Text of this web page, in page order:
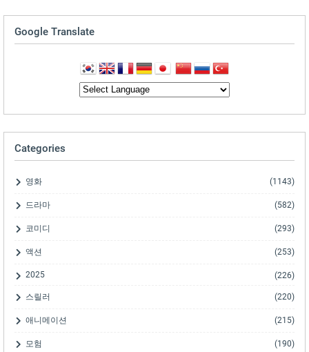
Google Translate
Categories
영화 (1143)
드라마 (582)
코미디 (293)
액션 (253)
2025 (226)
스릴러 (220)
애니메이션 (215)
모험 (190)